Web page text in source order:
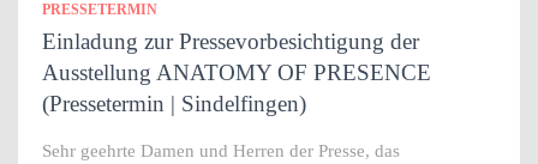
PRESSETERMIN
Einladung zur Pressevorbesichtigung der
Ausstellung ANATOMY OF PRESENCE
(Pressetermin | Sindelfingen)
Sehr geehrte Damen und Herren der Presse, das